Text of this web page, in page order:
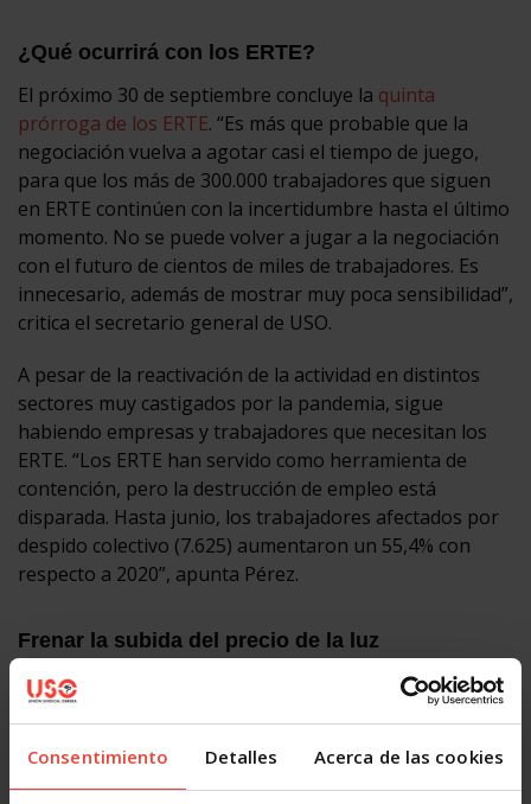
Consentimiento Detalles Acerca de las cookies
¿Qué ocurrirá con los ERTE?
El próximo 30 de septiembre concluye la quinta
prórroga de los ERTE. “Es más que probable que la
negociación vuelva a agotar casi el tiempo de juego,
para que los más de 300.000 trabajadores que siguen
en ERTE continúen con la incertidumbre hasta el último
momento. No se puede volver a jugar a la negociación
con el futuro de cientos de miles de trabajadores. Es
innecesario, además de mostrar muy poca sensibilidad”,
critica el secretario general de USO.
A pesar de la reactivación de la actividad en distintos
sectores muy castigados por la pandemia, sigue
habiendo empresas y trabajadores que necesitan los
ERTE. “Los ERTE han servido como herramienta de
contención, pero la destrucción de empleo está
disparada. Hasta junio, los trabajadores afectados por
despido colectivo (7.625) aumentaron un 55,4% con
respecto a 2020”, apunta Pérez.
Frenar la subida del precio de la luz
Otro de los retos de este nuevo curso es frenar la
subida de la electricidad. El precio de la luz sigue
castigados. Y es que el encarecimiento de la luz no solo
se nota en la factura sino también en el precio de lo